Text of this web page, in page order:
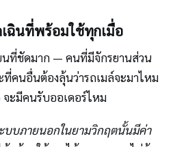
ฉินที่พร้อมใช้ทุกเมื่อ
นที่ชัดมาก — คนที่มีจักรยานส่วน
คนอื่นต้องลุ้นว่ารถเมล์จะมาไหม
จะมีคนรับออเดอร์ไหม
บบภายนอกในยามวิกฤตนั้นมีค่า